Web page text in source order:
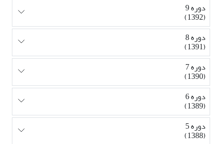
دوره 9
(1392)
دوره 8
(1391)
دوره 7
(1390)
دوره 6
(1389)
دوره 5
(1388)